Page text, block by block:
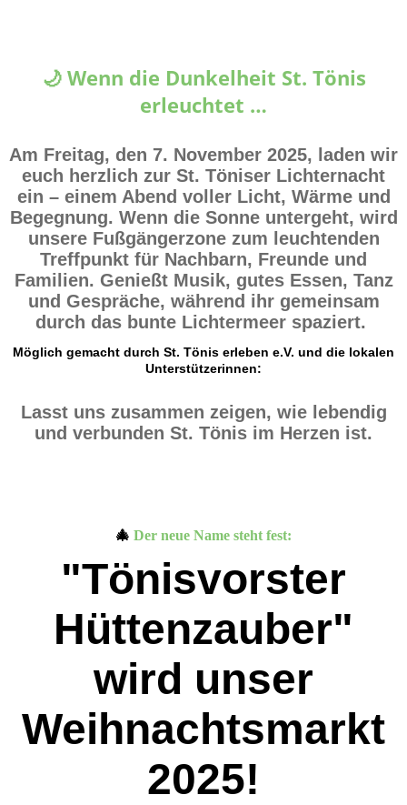
🌙 Wenn die Dunkelheit St. Tönis
erleuchtet …
Am Freitag, den 7. November 2025, laden wir
euch herzlich zur St. Töniser Lichternacht
ein – einem Abend voller Licht, Wärme und
Begegnung. Wenn die Sonne untergeht, wird
unsere Fußgängerzone zum leuchtenden
Treffpunkt für Nachbarn, Freunde und
Familien. Genießt Musik, gutes Essen, Tanz
und Gespräche, während ihr gemeinsam
durch das bunte Lichtermeer spaziert.
Möglich gemacht durch St. Tönis erleben e.V. und die lokalen
Unterstützerinnen:
Lasst uns zusammen zeigen, wie lebendig
und verbunden St. Tönis im Herzen ist.
🎄 Der neue Name steht fest:
"Tönisvorster
Hüttenzauber"
wird unser
Weihnachtsmarkt
2025!